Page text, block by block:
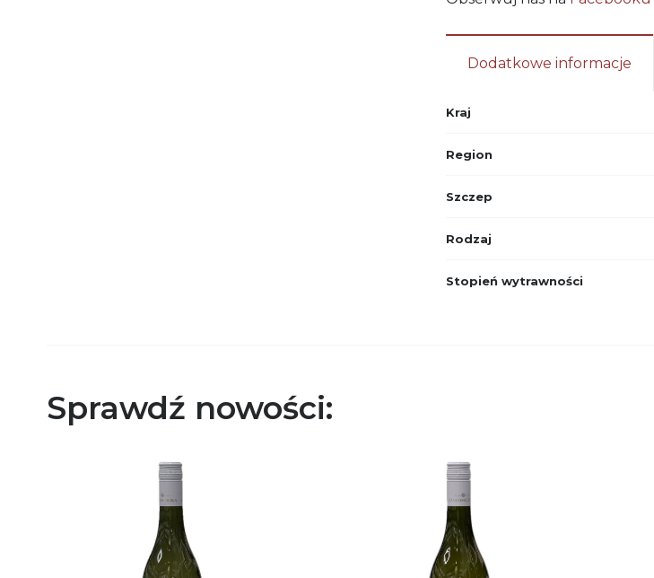
Dodatkowe informacje
Kraj
Region
Szczep
Rodzaj
Stopień wytrawności
Sprawdź nowości: